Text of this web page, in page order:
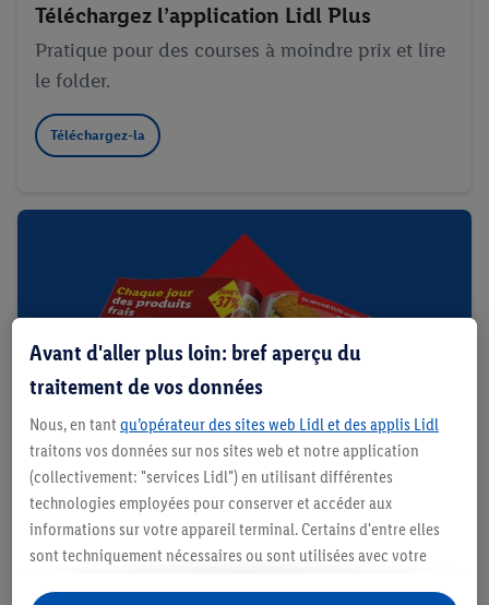
Téléchargez l’application Lidl Plus
Pratique pour des courses à moindre prix et lire
le folder.
Téléchargez-la
Découvrez le folder papier en magasin
Retrouvez le folder dans votre magasin Lidl
Avant d'aller plus loin: bref aperçu du
traitement de vos données
Nous, en tant qu’opérateur des sites web Lidl et des applis Lidl
traitons vos données sur nos sites web et notre application
(collectivement: "services Lidl") en utilisant différentes
technologies employées pour conserver et accéder aux
informations sur votre appareil terminal. Certains d'entre elles
sont techniquement nécessaires ou sont utilisées avec votre